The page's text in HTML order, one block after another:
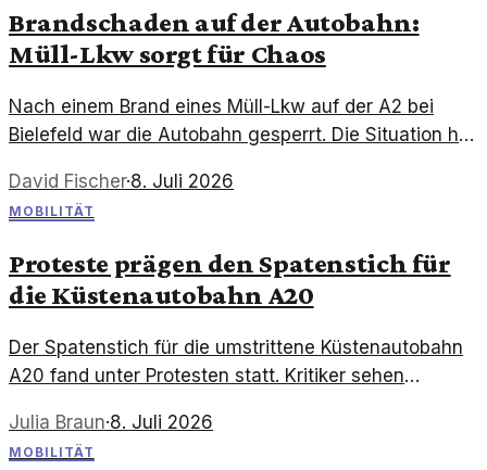
Brandschaden auf der Autobahn:
Müll-Lkw sorgt für Chaos
Nach einem Brand eines Müll-Lkw auf der A2 bei
Bielefeld war die Autobahn gesperrt. Die Situation hat
auch Fragen zur Sicherheit auf.
David Fischer·8. Juli 2026
MOBILITÄT
Proteste prägen den Spatenstich für
die Küstenautobahn A20
Der Spatenstich für die umstrittene Küstenautobahn
A20 fand unter Protesten statt. Kritiker sehen
Verkehrswege.
Julia Braun·8. Juli 2026
MOBILITÄT